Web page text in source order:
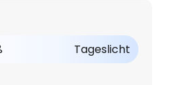
Tageslicht